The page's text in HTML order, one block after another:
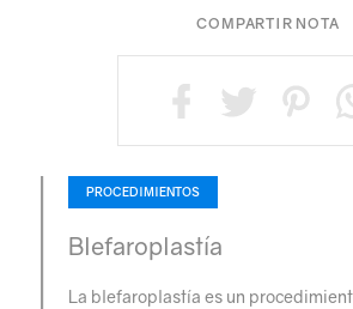
COMPARTIR NOTA
PROCEDIMIENTOS
Blefaroplastía
La blefaroplastía es un